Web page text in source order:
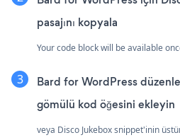
pasajını kopyala
Your code block will be available
Bard for WordPress
gömülü kod öğesini ekleyin
veya Disco Jukebox snippet'inin